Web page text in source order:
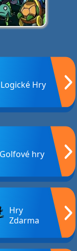
Logické Hry
Golfové hry
Hry
Zdarma